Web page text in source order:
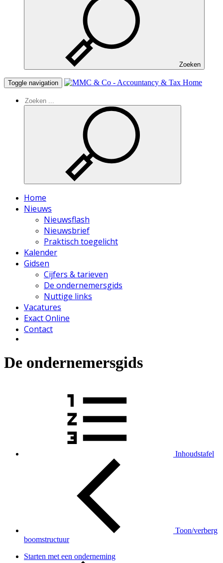
Zoeken
Toggle navigation Home
Home
Nieuws
Nieuwsflash
Nieuwsbrief
Praktisch toegelicht
Kalender
Gidsen
Cijfers & tarieven
De ondernemersgids
Nuttige links
Vacatures
Exact Online
Contact
De ondernemersgids
Inhoudstafel
Toon/verberg
boomstructuur
Starten met een onderneming